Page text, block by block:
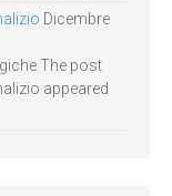
Dicembre
The post
appeared